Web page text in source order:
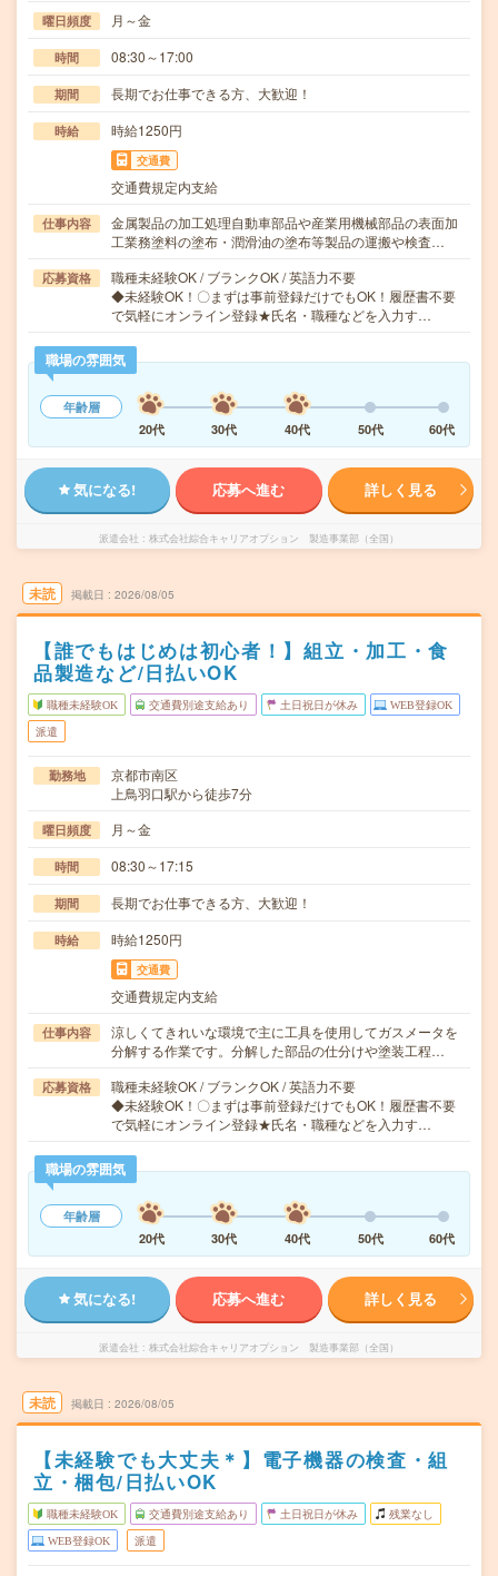
曜日頻度 月～金
時間 08:30～17:00
期間 長期でお仕事できる方、大歓迎！
時給 時給1250円
交通費
交通費規定内支給
仕事内容
金属製品の加工処理自動車部品や産業用機械部品の表面加
工業務塗料の塗布・潤滑油の塗布等製品の運搬や検査…
応募資格
職種未経験OK / ブランクOK / 英語力不要
◆未経験OK！〇まずは事前登録だけでもOK！履歴書不要
で気軽にオンライン登録★氏名・職種などを入力す…
職場の雰囲気
年齢層
20代
30代 40代 50代 60代
気になる! 応募へ進む 詳しく見る
派遣会社 株式会社綜合キャリアオプション 製造事業部（全国）
未読 掲載日 2026/08/05
【誰でもはじめは初心者！】組立・加工・食
品製造など/日払いOK
職種未経験OK 交通費別途支給あり 土日祝日が休み WEB登録OK
派遣
勤務地
京都市南区
上鳥羽口駅から徒歩7分
曜日頻度 月～金
時間 08:30～17:15
期間 長期でお仕事できる方、大歓迎！
時給 時給1250円
交通費
交通費規定内支給
仕事内容
涼しくてきれいな環境で主に工具を使用してガスメータを
分解する作業です。分解した部品の仕分けや塗装工程…
応募資格
職種未経験OK / ブランクOK / 英語力不要
◆未経験OK！〇まずは事前登録だけでもOK！履歴書不要
で気軽にオンライン登録★氏名・職種などを入力す…
職場の雰囲気
年齢層
20代
30代 40代 50代 60代
気になる! 応募へ進む 詳しく見る
派遣会社 株式会社綜合キャリアオプション 製造事業部（全国）
未読 掲載日 2026/08/05
【未経験でも大丈夫＊】電子機器の検査・組
立・梱包/日払いOK
職種未経験OK 交通費別途支給あり 土日祝日が休み 残業なし
WEB登録OK 派遣